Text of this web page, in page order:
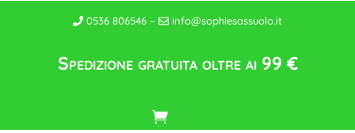
0536 806546 – info@sophiesassuolo.it
Spedizione gratuita oltre ai 99 €